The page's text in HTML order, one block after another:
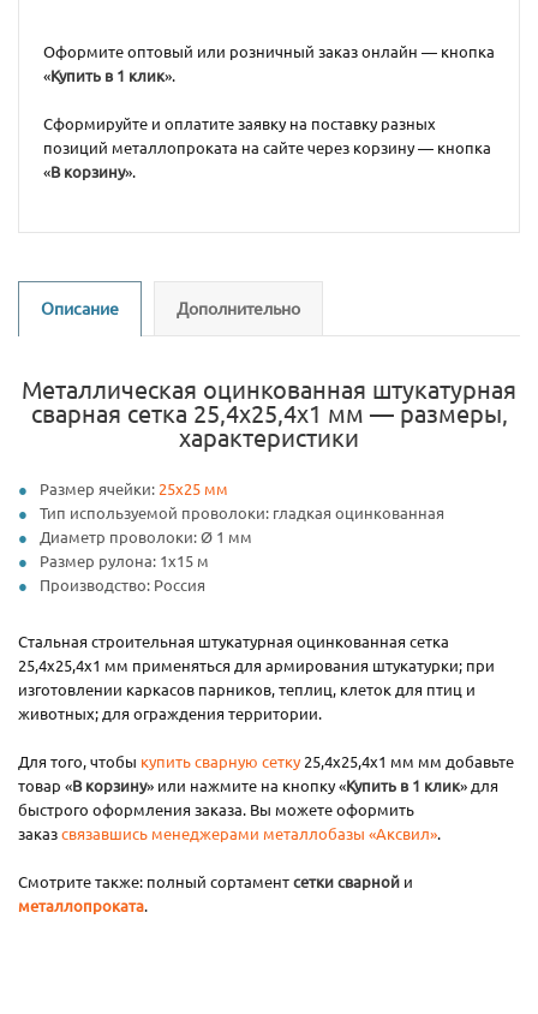
Оформите оптовый или розничный заказ онлайн — кнопка
«Купить в 1 клик».
Сформируйте и оплатите заявку на поставку разных
позиций металлопроката на сайте через корзину — кнопка
«В корзину».
Описание Дополнительно
Металлическая оцинкованная штукатурная
сварная сетка 25,4х25,4х1 мм — размеры,
характеристики
Размер ячейки: 25х25 мм
Тип используемой проволоки: гладкая оцинкованная
Диаметр проволоки: Ø 1 мм
Размер рулона: 1х15 м
Производство: Россия
Стальная строительная штукатурная оцинкованная сетка
25,4х25,4х1 мм применяться для армирования штукатурки; при
изготовлении каркасов парников, теплиц, клеток для птиц и
животных; для ограждения территории.
Для того, чтобы купить сварную сетку25,4x25,4x1 мм мм добавьте
товар «В корзину» или нажмите на кнопку «Купить в 1 клик» для
быстрого оформления заказа. Вы можете оформить
заказсвязавшись менеджерами металлобазы «Аксвил».
Смотрите также: полный сортаментсетки сварной и
металлопроката.